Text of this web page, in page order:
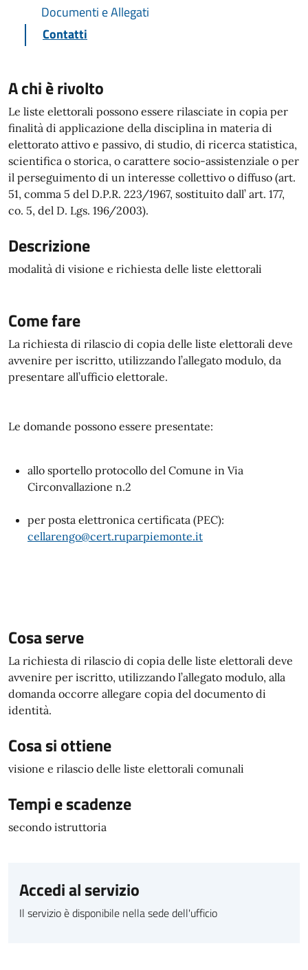
Documenti e Allegati
Contatti
A chi è rivolto
Le liste elettorali possono essere rilasciate in copia per
finalità di applicazione della disciplina in materia di
elettorato attivo e passivo, di studio, di ricerca statistica,
scientifica o storica, o carattere socio-assistenziale o per
il perseguimento di un interesse collettivo o diffuso (art.
51, comma 5 del D.P.R. 223/1967, sostituito dall’ art. 177,
co. 5, del D. Lgs. 196/2003).
Descrizione
modalità di visione e richiesta delle liste elettorali
Come fare
La richiesta di rilascio di copia delle liste elettorali deve
avvenire per iscritto, utilizzando l’allegato modulo, da
presentare all’ufficio elettorale.
Le domande possono essere presentate:
allo sportello protocollo del Comune in Via
Circonvallazione n.2
per posta elettronica certificata (PEC):
cellarengo@cert.ruparpiemonte.it
Cosa serve
La richiesta di rilascio di copia delle liste elettorali deve
avvenire per iscritto, utilizzando l’allegato modulo, alla
domanda occorre allegare copia del documento di
identità.
Cosa si ottiene
visione e rilascio delle liste elettorali comunali
Tempi e scadenze
secondo istruttoria
Accedi al servizio
Il servizio è disponibile nella sede dell'ufficio